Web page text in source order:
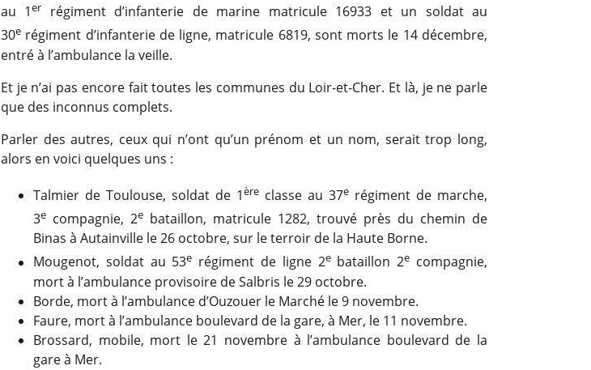
au 1er
régiment d’infanterie de marine matricule 16933 et un soldat au
30e régiment d’infanterie de ligne, matricule 6819, sont morts le 14 décembre,
entré à l’ambulance la veille.
Et je n’ai pas encore fait toutes les communes du Loir-et-Cher. Et là, je ne parle
que des inconnus complets.
Parler des autres, ceux qui n’ont qu’un prénom et un nom, serait trop long,
alors en voici quelques uns :
Talmier de Toulouse, soldat de 1ère classe au 37e régiment de marche,
3e compagnie, 2e bataillon, matricule 1282, trouvé près du chemin de
Binas à Autainville le 26 octobre, sur le terroir de la Haute Borne.
Mougenot, soldat au 53e régiment de ligne 2ebataillon 2e compagnie,
mort à l’ambulance provisoire de Salbris le 29 octobre.
Borde, mort à l’ambulance d’Ouzouer le Marché le 9 novembre.
Faure, mort à l’ambulance boulevard de la gare, à Mer, le 11 novembre.
Brossard, mobile, mort le 21 novembre à l’ambulance boulevard de la
gare à Mer.